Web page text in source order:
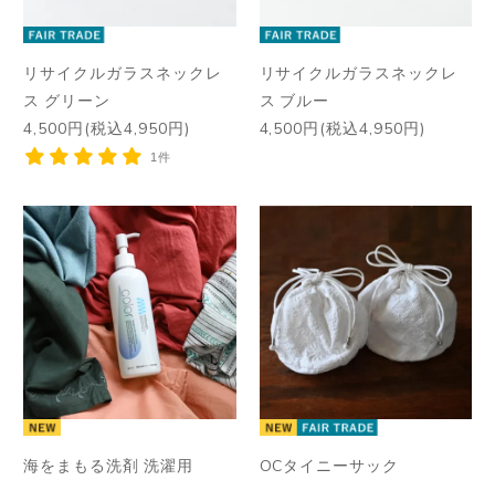
リサイクルガラスネックレ
ス グリーン
4,500円(税込4,950円)
1件
リサイクルガラスネックレ
ス ブルー
4,500円(税込4,950円)
海をまもる洗剤 洗濯用
OCタイニーサック